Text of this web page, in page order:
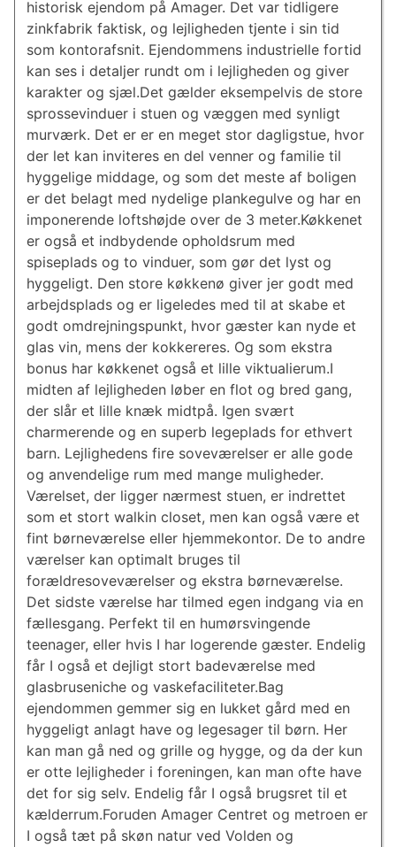
historisk ejendom på Amager. Det var tidligere
zinkfabrik faktisk, og lejligheden tjente i sin tid
som kontorafsnit. Ejendommens industrielle fortid
kan ses i detaljer rundt om i lejligheden og giver
karakter og sjæl.Det gælder eksempelvis de store
sprossevinduer i stuen og væggen med synligt
murværk. Det er er en meget stor dagligstue, hvor
der let kan inviteres en del venner og familie til
hyggelige middage, og som det meste af boligen
er det belagt med nydelige plankegulve og har en
imponerende loftshøjde over de 3 meter.Køkkenet
er også et indbydende opholdsrum med
spiseplads og to vinduer, som gør det lyst og
hyggeligt. Den store køkkenø giver jer godt med
arbejdsplads og er ligeledes med til at skabe et
godt omdrejningspunkt, hvor gæster kan nyde et
glas vin, mens der kokkereres. Og som ekstra
bonus har køkkenet også et lille viktualierum.I
midten af lejligheden løber en flot og bred gang,
der slår et lille knæk midtpå. Igen svært
charmerende og en superb legeplads for ethvert
barn. Lejlighedens fire soveværelser er alle gode
og anvendelige rum med mange muligheder.
Værelset, der ligger nærmest stuen, er indrettet
som et stort walkin closet, men kan også være et
fint børneværelse eller hjemmekontor. De to andre
værelser kan optimalt bruges til
forældresoveværelser og ekstra børneværelse.
Det sidste værelse har tilmed egen indgang via en
fællesgang. Perfekt til en humørsvingende
teenager, eller hvis I har logerende gæster. Endelig
får I også et dejligt stort badeværelse med
glasbruseniche og vaskefaciliteter.Bag
ejendommen gemmer sig en lukket gård med en
hyggeligt anlagt have og legesager til børn. Her
kan man gå ned og grille og hygge, og da der kun
er otte lejligheder i foreningen, kan man ofte have
det for sig selv. Endelig får I også brugsret til et
kælderrum.Foruden Amager Centret og metroen er
I også tæt på skøn natur ved Volden og